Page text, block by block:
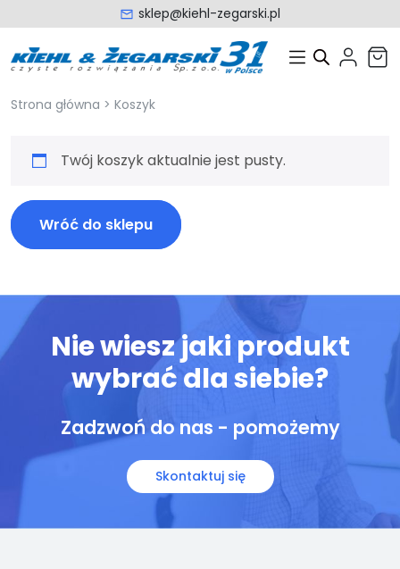
sklep@kiehl-zegarski.pl
Strona główna > Koszyk
Twój koszyk aktualnie jest pusty.
Wróć do sklepu
Nie wiesz jaki produkt
wybrać dla siebie?
Zadzwoń do nas - pomożemy
Skontaktuj się